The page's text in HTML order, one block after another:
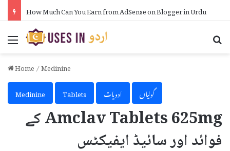
How Much Can You Earn from AdSense on Blogger in Urdu
Menu
Home/Medinine
Medinine
Tablets ادویات گولیاں
Amclav Tablets 625mg کے
فوائد اور سائیڈ ایفیکٹس